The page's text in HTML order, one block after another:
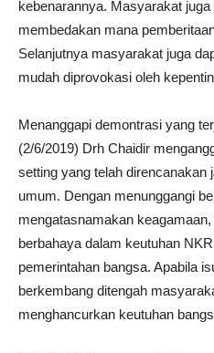
kebenarannya. Masyarakat
membedakan mana
Selanjutnya masyarakat juga
mudah diprovokasi oleh
Menanggapi demontrasi yang
(2/6/2019) Drh Chaidir
setting yang telah direncanakan
umum. Dengan menunggangi
mengatasnamakan
berbahaya dalam keutuhan
pemerintahan bangsa. Apabila
berkembang ditengah
menghancurkan keutuhan